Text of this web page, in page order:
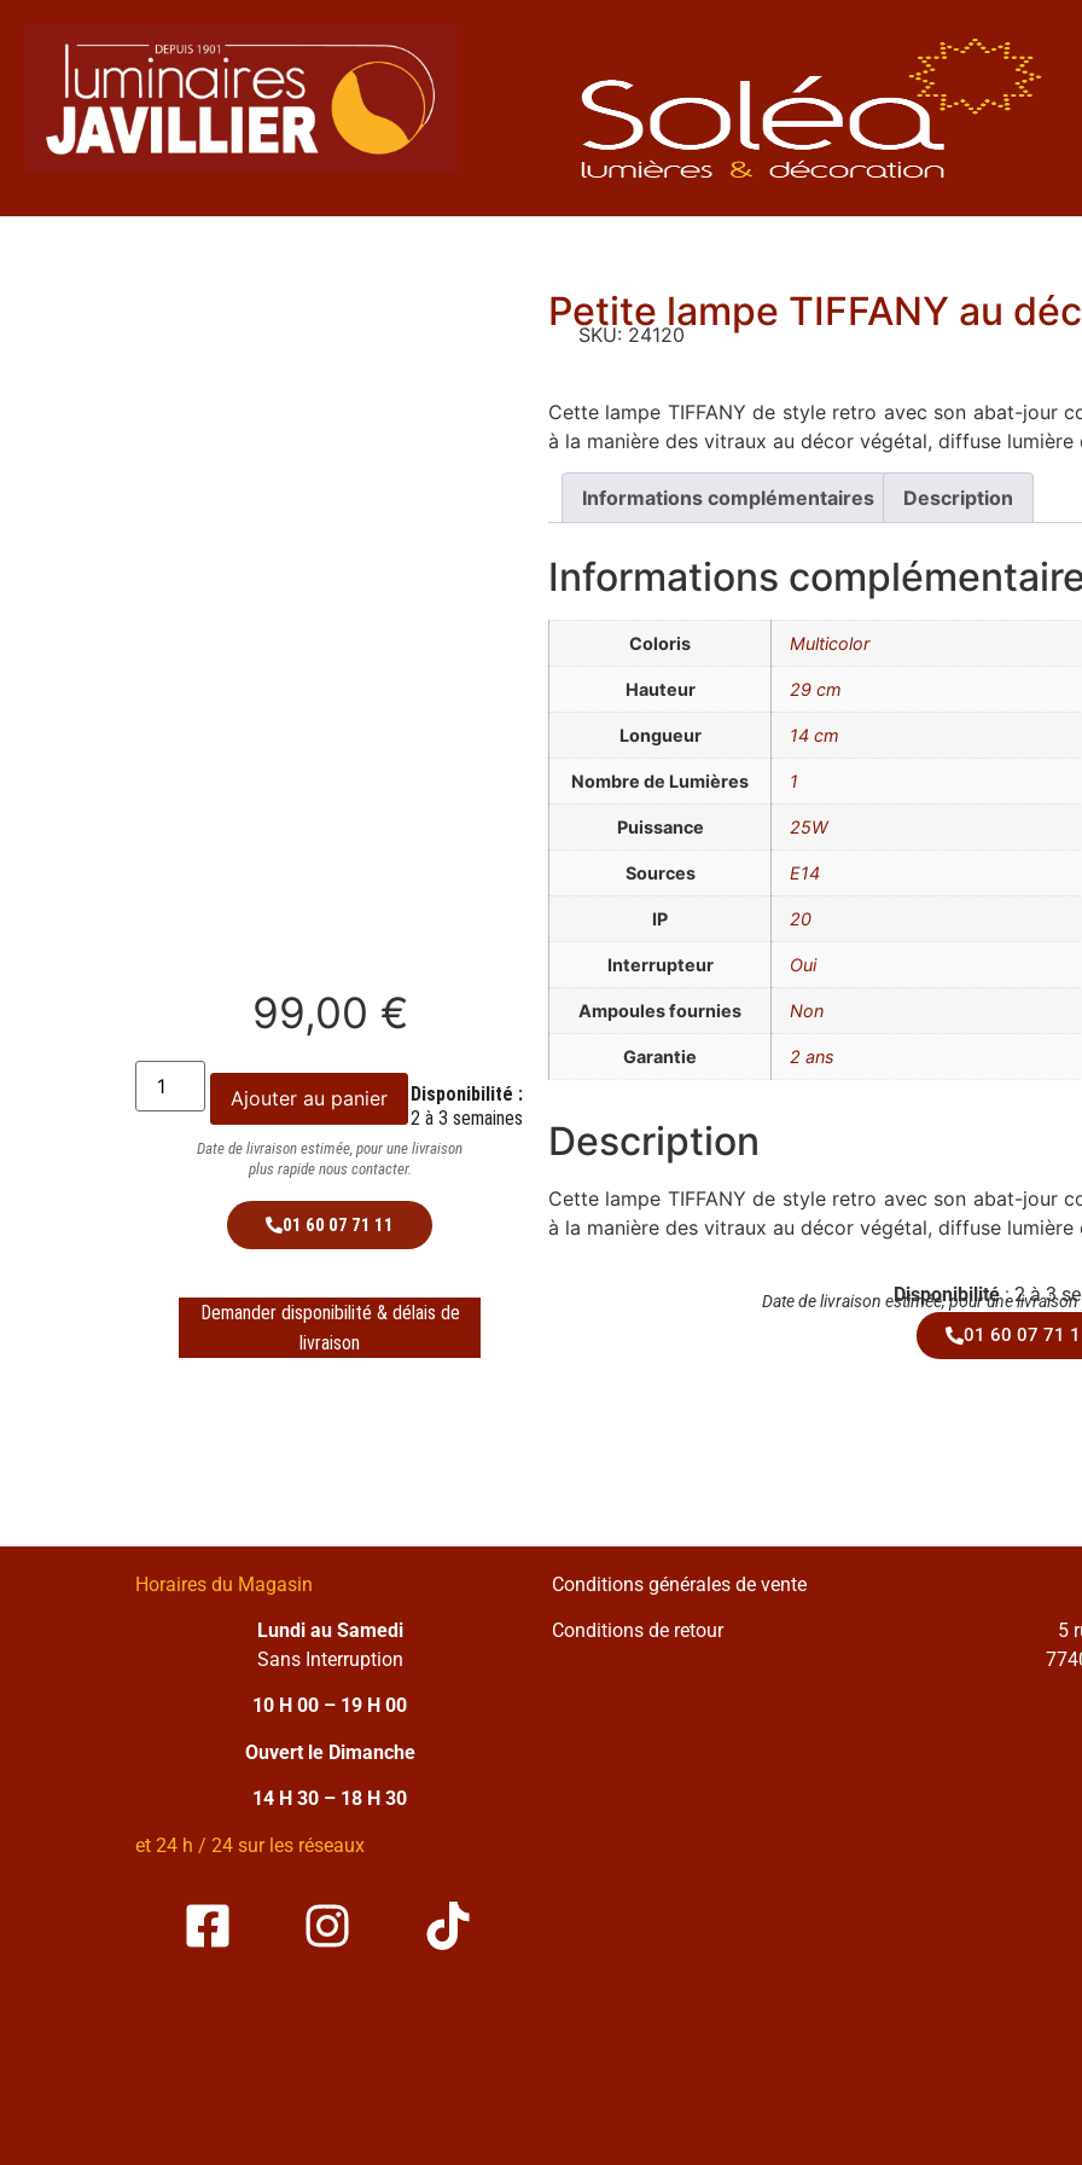
99,00 €
Ajouter au panier
Disponibilité :
2 à 3 semaines
Date de livraison estimée, pour une livraison
plus rapide nous contacter.
01 60 07 71 11
Demander disponibilité & délais de
livraison
Petite lampe TIFFANY au
SKU: 24120
Cette lampe TIFFANY de style retro avec son abat-jour
à la manière des vitraux au décor végétal, diffuse lumière
Informations complémentaires Description
Informations
Coloris Multicolor
Hauteur 29 cm
Longueur 14 cm
Nombre de Lumières 1
Puissance 25W
Sources E14
IP 20
Interrupteur Oui
Ampoules fournies Non
Garantie 2 ans
Description
Cette lampe TIFFANY de style retro avec son abat-jour
à la manière des vitraux au décor végétal, diffuse lumière
Disponibilité: 2 à 3
Date de livraison estimée, pour une
01 60 07 71
Horaires du Magasin
Lundi au Samedi
Sans Interruption
10 H 00 – 19 H 00
Ouvert le Dimanche
14 H 30 – 18 H 30
et 24 h / 24 sur les réseaux
Conditions générales de vente
Conditions de retour
5